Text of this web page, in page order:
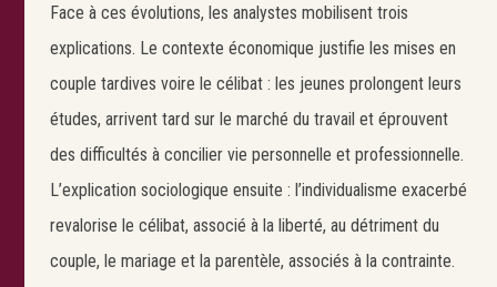
Face à ces évolutions, les analystes mobilisent trois
explications. Le contexte économique justifie les mises en
couple tardives voire le célibat : les jeunes prolongent leurs
études, arrivent tard sur le marché du travail et éprouvent
des difficultés à concilier vie personnelle et professionnelle.
L’explication sociologique ensuite : l’individualisme exacerbé
revalorise le célibat, associé à la liberté, au détriment du
couple, le mariage et la parentèle, associés à la contrainte.